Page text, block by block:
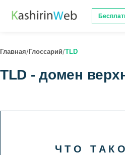
Главная/Глоссарий/TLD
TLD - домен
ЧТО